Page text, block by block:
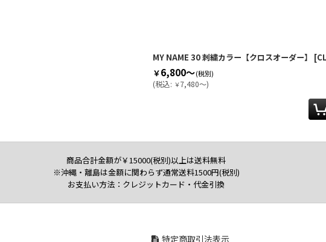
MY NAME 30 刺繍カラー【クロスオーダー】 [
￥6,800～(税別)
(税込: ￥7,480～)
商品合計金額が￥15000(税別)以上は送料無料
※沖縄・離島は金額に関わらず通常送料1500円(税別)
お支払い方法：クレジットカード・代金引換
特定商取引法表示